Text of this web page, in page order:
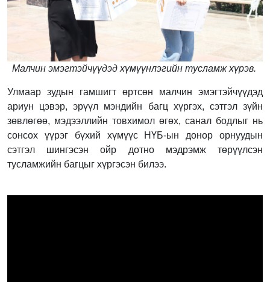
Малчин эмэгтэйчүүдэд хүмүүнлэгийн тусламж хүрэв.
Улмаар зудын гамшигт өртсөн малчин эмэгтэйчүүдэд
ариун цэвэр, эрүүл мэндийн багц хүргэх, сэтгэл зүйн
зөвлөгөө, мэдээллийн товхимол өгөх, санал бодлыг нь
сонсох үүрэг бүхий хүмүүс НҮБ-ын донор орнуудын
сэтгэл шингэсэн ойр дотно мэдрэмж төрүүлсэн
тусламжийн багцыг хүргэсэн билээ.